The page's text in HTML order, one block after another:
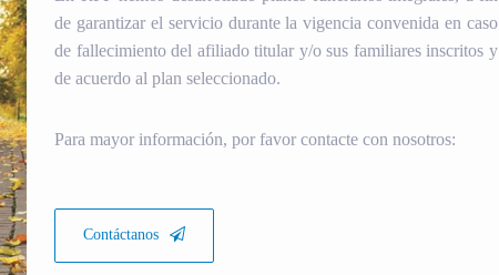
de garantizar el servicio durante la vigencia convenida en caso
de fallecimiento del afiliado titular y/o sus familiares inscritos y
de acuerdo al plan seleccionado.
Para mayor información, por favor contacte con nosotros:
Contáctanos